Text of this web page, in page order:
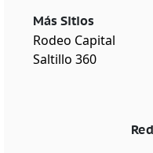
Más Sitios
Rodeo Capital
Saltillo 360